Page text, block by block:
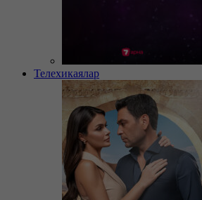
Телехикаялар